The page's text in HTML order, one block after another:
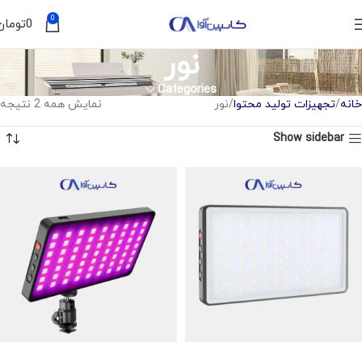
0
0
نور
Categories
خانه تجهیزات تولید محتوا نور نمایش همه 2 نتیجه
Show sidebar